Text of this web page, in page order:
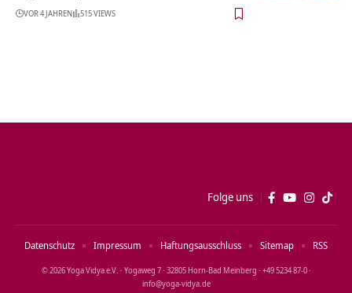
VOR 4 JAHREN 515 VIEWS
Folge uns
© 2026 Yoga Vidya e.V. · Yogaweg 7 · 32805 Horn‑Bad Meinberg · +49 5234 87‑0 ·
info@yoga‑vidya.de
Datenschutz Impressum Haftungsausschluss Sitemap RSS